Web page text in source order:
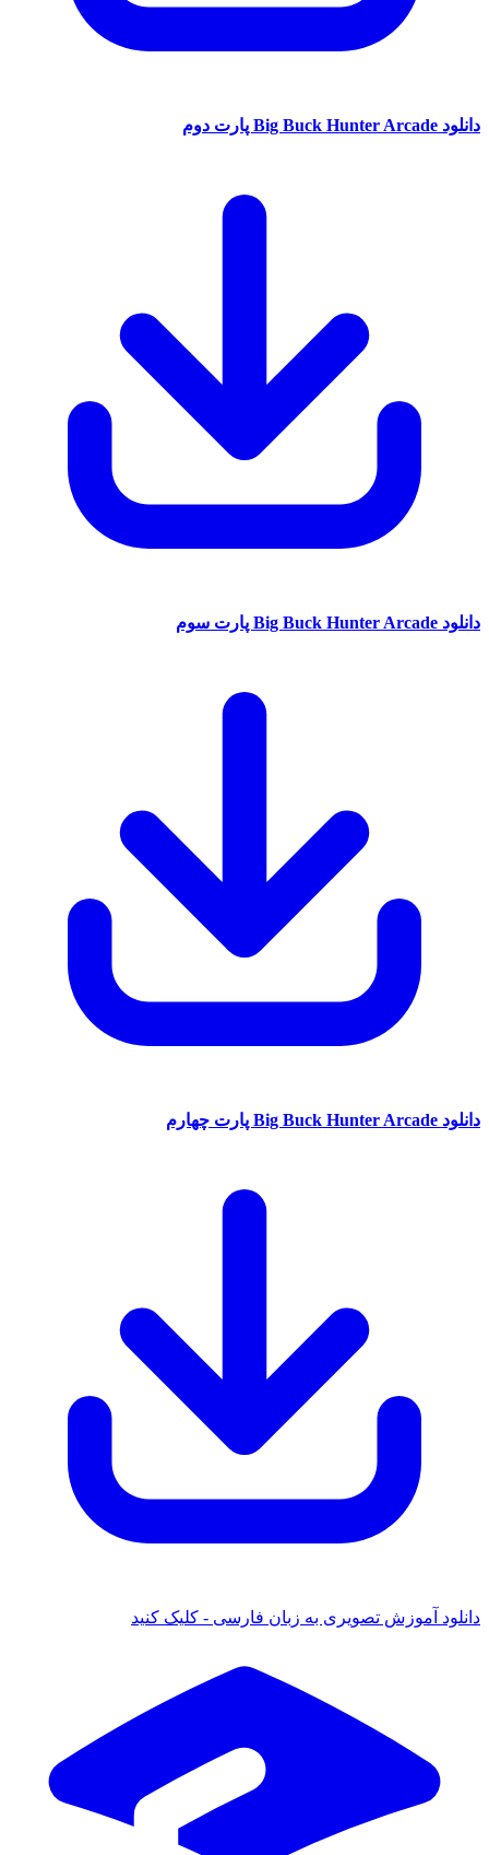
دانلود Big Buck Hunter Arcade پارت دوم
دانلود Big Buck Hunter Arcade پارت سوم
دانلود Big Buck Hunter Arcade پارت چهارم
دانلود آموزش تصویری به زبان فارسی - کلیک کنید